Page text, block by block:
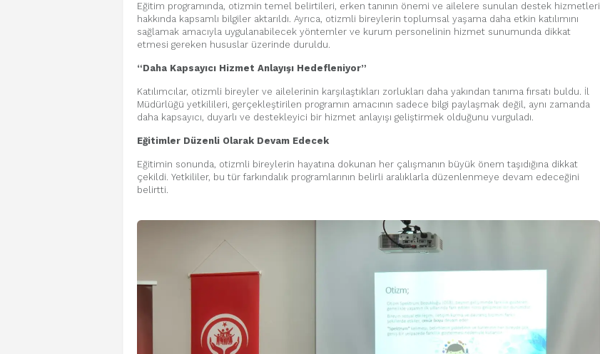
Eğitim programında, otizmin temel belirtileri, erken tanının önemi ve ailelere sunulan destek hizmetleri
hakkında kapsamlı bilgiler aktarıldı. Ayrıca, otizmli bireylerin toplumsal yaşama daha etkin katılımını
sağlamak amacıyla uygulanabilecek yöntemler ve kurum personelinin hizmet sunumunda dikkat
etmesi gereken hususlar üzerinde duruldu.
“Daha Kapsayıcı Hizmet Anlayışı Hedefleniyor”
Katılımcılar, otizmli bireyler ve ailelerinin karşılaştıkları zorlukları daha yakından tanıma fırsatı buldu. İl
Müdürlüğü yetkilileri, gerçekleştirilen programın amacının sadece bilgi paylaşmak değil, aynı zamanda
daha kapsayıcı, duyarlı ve destekleyici bir hizmet anlayışı geliştirmek olduğunu vurguladı.
Eğitimler Düzenli Olarak Devam Edecek
Eğitimin sonunda, otizmli bireylerin hayatına dokunan her çalışmanın büyük önem taşıdığına dikkat
çekildi. Yetkililer, bu tür farkındalık programlarının belirli aralıklarla düzenlenmeye devam edeceğini
belirtti.